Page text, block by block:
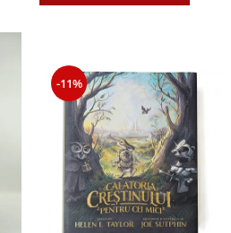
-11%